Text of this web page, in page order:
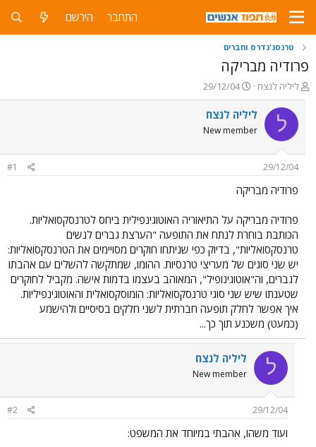
התחבר הירשם
טרנסג'נדרס וחברים
פרודיה מבריקה
פ
ו
ת
ח
ה
ש
א
ליליה לנצח
פ
ו
ר
ם
ר
29/12/04
ל ליליה לנצח
New member
29/12/04
#1
פרודיה מבריקה
פרודיה מבריקה על התיאוריה האוטוגינפילית ביחס לטרנסקסואליות.
הכותבת בוחרת לנתח את התופעה "הערצת גברים לנשים
טרנסקסואליות", בדיוק כפי שניתחו חוקרים מסויימים את הטרנסקסואליות:
יש שני סוגים של מעריצי טרנסיות. ההומו, שמתקשה להשלים עם אהבתו
לגברים, וה"אוטוגינופיל", המאוהב בעצמו בדמות אישה. מקביל לחוקרים
שטענתו שיש שני סוגי טרנסקסואליות: הומוסקסואלית והאוטוגינפיליות.
איך אפשר לחלק תופעה חברתית לשני חלקים בסיסיים ולהישמע
(כמעט) משכנע תוך כך...
ל ליליה לנצח
New member
29/12/04
#2
ועוד משהו, אהבתי במיוחד את המשפט: